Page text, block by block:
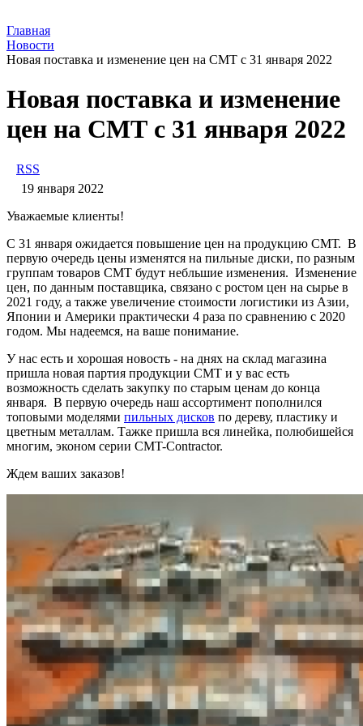
Главная
Новости
Новая поставка и изменение цен на СМТ с 31 января 2022
Новая поставка и изменение
цен на СМТ с 31 января 2022
RSS
19 января 2022
Уважаемые клиенты!
С 31 января ожидается повышение цен на продукцию СМТ. В
первую очередь цены изменятся на пильные диски, по разным
группам товаров СМТ будут небльшие изменения. Изменение
цен, по данным поставщика, связано с ростом цен на сырье в
2021 году, а также увеличение стоимости логистики из Азии,
Японии и Америки практически 4 раза по сравнению с 2020
годом. Мы надеемся, на ваше понимание.
У нас есть и хорошая новость - на днях на склад магазина
пришла новая партия продукции СМТ и у вас есть
возможность сделать закупку по старым ценам до конца
января. В первую очередь наш ассортимент пополнился
топовыми моделями пильных дисков по дереву, пластику и
цветным металлам. Тажке пришла вся линейка, полюбишейся
многим, эконом серии CMT-Contractor.
Ждем ваших заказов!